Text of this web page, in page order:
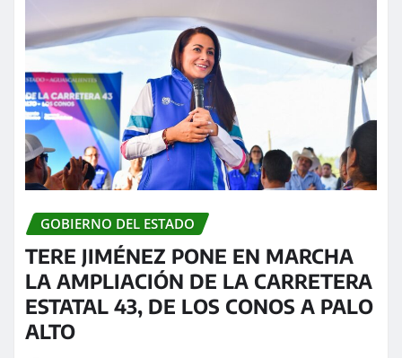
GOBIERNO DEL ESTADO
TERE JIMÉNEZ PONE EN MARCHA
LA AMPLIACIÓN DE LA CARRETERA
ESTATAL 43, DE LOS CONOS A PALO
ALTO